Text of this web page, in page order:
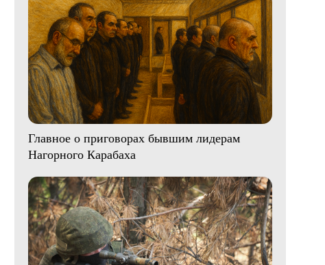
Главное о приговорах бывшим лидерам
Нагорного Карабаха